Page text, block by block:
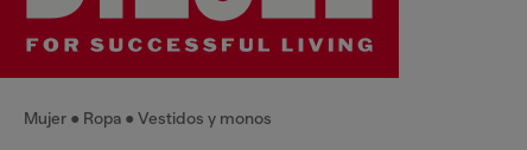
Mujer Ropa Vestidos y monos